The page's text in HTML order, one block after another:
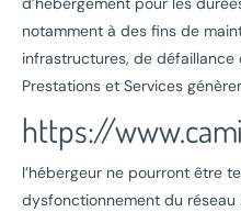
notamment à des fins de
infrastructures, de
Prestations et Services
https://
l’hébergeur ne pourront être
dysfonctionnement du réseau